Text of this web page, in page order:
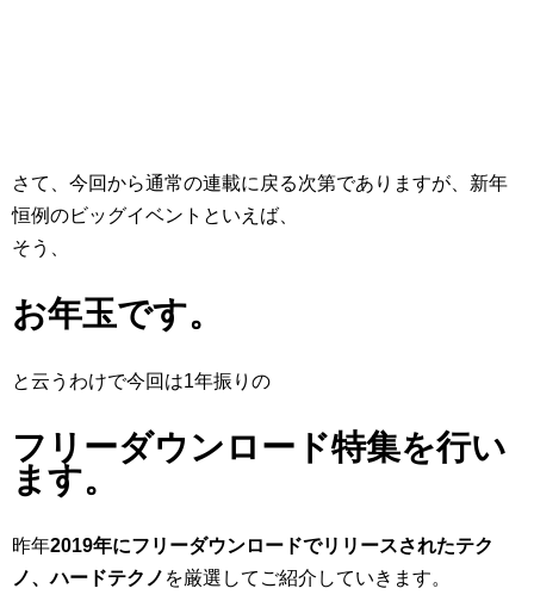
さて、今回から通常の連載に戻る次第でありますが、新年
恒例のビッグイベントといえば、
そう、
お年玉です。
と云うわけで今回は1年振りの
フリーダウンロード特集を行い
ます。
昨年2019年にフリーダウンロードでリリースされたテク
ノ、ハードテクノ を厳選してご紹介していきます。